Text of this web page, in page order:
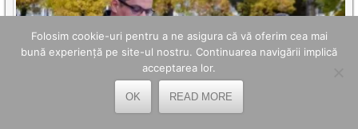
Folosim cookie-uri pentru a ne asigura că vă oferim cea mai
bună experiență pe site-ul nostru. Continuarea navigării implică
acceptarea lor.
OK READ MORE